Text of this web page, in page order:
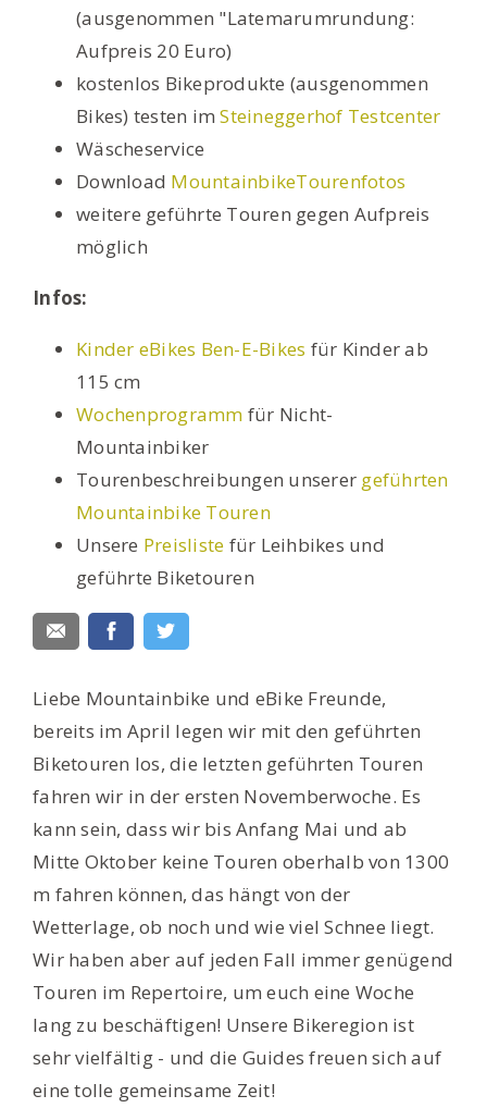
(ausgenommen "Latemarumrundung:
Aufpreis 20 Euro)
kostenlos Bikeprodukte (ausgenommen
Bikes) testen imSteineggerhof Testcenter
Wäscheservice
Download MountainbikeTourenfotos
weitere geführte Touren gegen Aufpreis
möglich
Infos:
Kinder eBikes Ben-E-Bikes für Kinder ab
115 cm
Wochenprogramm für Nicht-
Mountainbiker
Tourenbeschreibungen unserer geführten
Mountainbike Touren
Unsere Preisliste für Leihbikes und
geführte Biketouren
Liebe Mountainbike und eBike Freunde,
bereits im April legen wir mit den geführten
Biketouren los, die letzten geführten Touren
fahren wir in der ersten Novemberwoche. Es
kann sein, dass wir bis Anfang Mai und ab
Mitte Oktober keine Touren oberhalb von 1300
m fahren können, das hängt von der
Wetterlage, ob noch und wie viel Schnee liegt.
Wir haben aber auf jeden Fall immer genügend
Touren im Repertoire, um euch eine Woche
lang zu beschäftigen! Unsere Bikeregion ist
sehr vielfältig - und die Guides freuen sich auf
eine tolle gemeinsame Zeit!